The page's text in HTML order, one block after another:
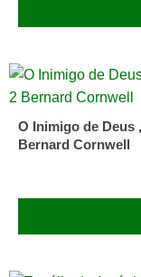
Tricontinental
Editora
Colecção
Terceiro
O Inimigo de Deus
Bernard Cornwell